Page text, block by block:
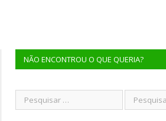
NÃO ENCONTROU O QUE QUERIA?